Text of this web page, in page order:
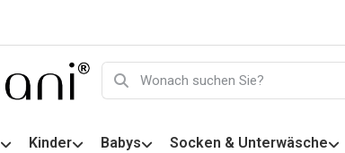
Kinder Babys Socken & Unterwäsche